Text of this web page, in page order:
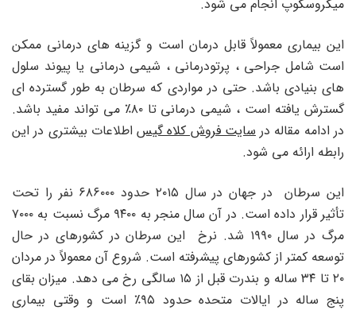
میکروسکوپ انجام می شود.
این بیماری معمولاً قابل درمان است و گزینه های درمانی ممکن
است شامل جراحی ، پرتودرمانی ، شیمی درمانی یا پیوند سلول
های بنیادی باشد. حتی در مواردی که سرطان به طور گسترده ای
گسترش یافته است ، شیمی درمانی تا ۸۰٪ می تواند مفید باشد.
در ادامه مقاله درسایت فروش کلاه گیساطلاعات بیشتری در این
رابطه ارائه می شود.
این سرطان در جهان در سال ۲۰۱۵ حدود ۶۸۶۰۰۰ نفر را تحت
تأثیر قرار داده است. در آن سال منجر به ۹۴۰۰ مرگ نسبت به ۷۰۰۰
مرگ در سال ۱۹۹۰ شد. نرخ این سرطان در کشورهای در حال
توسعه کمتر از کشورهای پیشرفته است. شروع آن معمولاً در مردان
۲۰ تا ۳۴ ساله و بندرت قبل از ۱۵ سالگی رخ می دهد. میزان بقای
پنج ساله در ایالات متحده حدود ۹۵٪ است و وقتی بیماری